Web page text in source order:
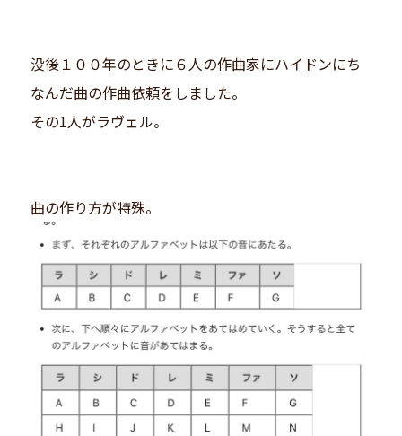
没後１００年のときに６人の作曲家にハイドンにち
なんだ曲の作曲依頼をしました。
その1人がラヴェル。
曲の作り方が特殊。